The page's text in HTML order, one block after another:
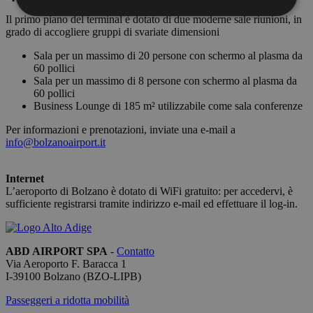
Il primo piano del terminal è dotato di due moderne sale riunioni, in
grado di accogliere gruppi di svariate dimensioni
Sala per un massimo di 20 persone con schermo al plasma da
60 pollici
Sala per un massimo di 8 persone con schermo al plasma da
60 pollici
Business Lounge di 185 m² utilizzabile come sala conferenze
Per informazioni e prenotazioni, inviate una e-mail a
info@bolzanoairport.it
Internet
L’aeroporto di Bolzano è dotato di WiFi gratuito: per accedervi, è
sufficiente registrarsi tramite indirizzo e-mail ed effettuare il log-in.
ABD AIRPORT SPA - Contatto
Via Aeroporto F. Baracca 1
I-39100 Bolzano (BZO-LIPB)
Passeggeri a ridotta mobilità
I cookie strettamente necessari consentono le
funzionalità principali del sito web come l'accesso
dell'utente e la gestione dell'account. Il sito web non
può essere utilizzato correttamente senza i cookie
strettamente necessari.
PHPSESSID
PHP.net
bolzanoairport.it
Sessione
Cookie
generato